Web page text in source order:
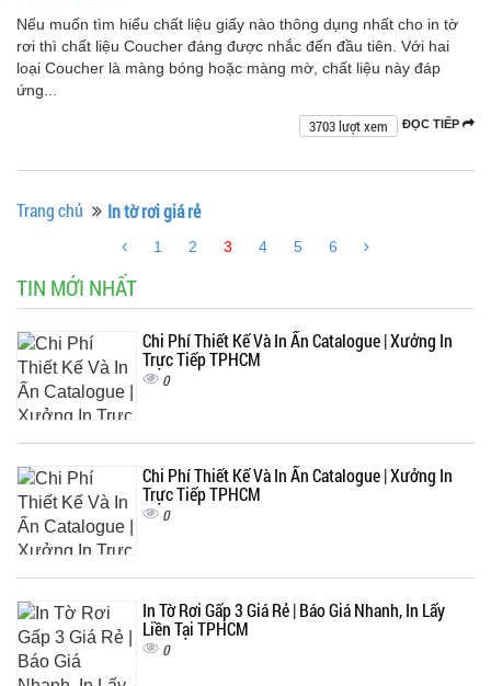
Nếu muốn tìm hiểu chất liệu giấy nào thông dụng nhất cho in tờ
rơi thì chất liệu Coucher đáng được nhắc đến đầu tiên. Với hai
loại Coucher là màng bóng hoặc màng mờ, chất liệu này đáp
ứng...
ĐỌC TIẾP
3703 lượt xem
Trang chủ In tờ rơi giá rẻ
1 2 3 4 5 6
TIN MỚI NHẤT
Chi Phí Thiết Kế Và In Ấn Catalogue | Xưởng In
Trực Tiếp TPHCM
0
Chi Phí Thiết Kế Và In Ấn Catalogue | Xưởng In
Trực Tiếp TPHCM
0
In Tờ Rơi Gấp 3 Giá Rẻ | Báo Giá Nhanh, In Lấy
Liền Tại TPHCM
0